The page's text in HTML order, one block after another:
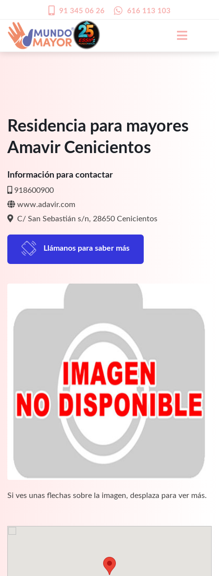
91 345 06 26 616 113 103
Residencia para mayores
Amavir Cenicientos
Información para contactar
918600900
www.adavir.com
C/ San Sebastián s/n, 28650 Cenicientos
Llámanos para saber más
Si ves unas flechas sobre la imagen, desplaza para ver más.